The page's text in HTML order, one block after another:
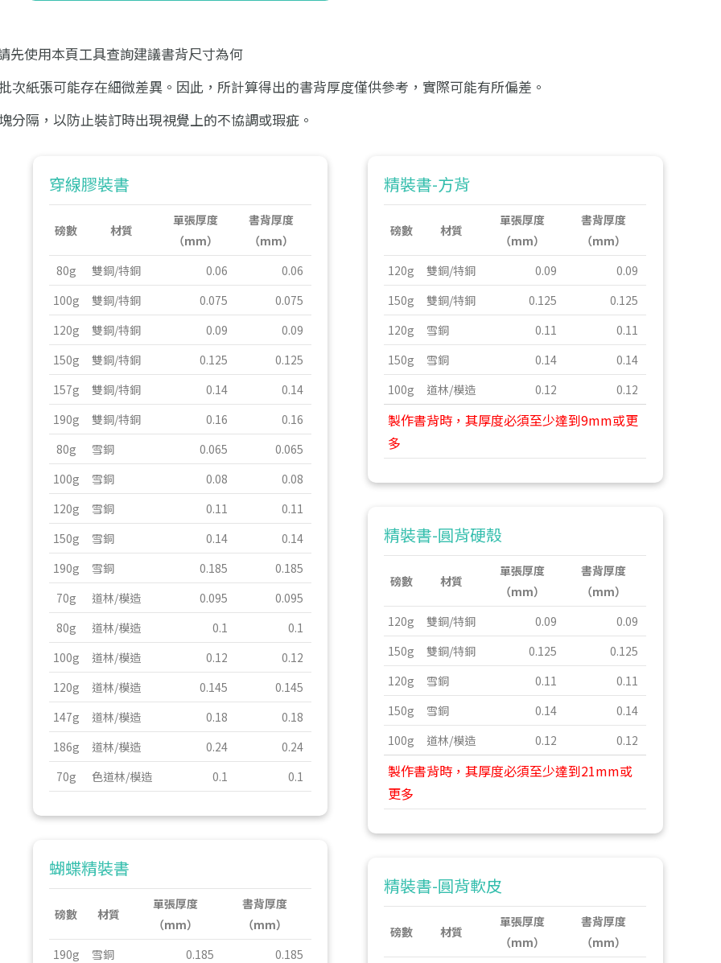
使用本頁工具查詢建議書背尺寸為何
紙張可能存在細微差異。因此，所計算得出的書背厚度僅供參考，實際可能有所偏差。
隔，以防止裝訂時出現視覺上的不協調或瑕疵。
穿線膠裝書
磅數 材質
單張厚度
（mm）
書背厚度
（mm）
80g
雙銅/特銅 0.06
0.06
100g
雙銅/特銅 0.075
0.075
120g
雙銅/特銅 0.09
0.09
150g
雙銅/特銅 0.125
0.125
157g
雙銅/特銅 0.14
0.14
190g
雙銅/特銅 0.16
0.16
80g
雪銅 0.065
0.065
100g
雪銅 0.08
0.08
120g
雪銅 0.11
0.11
150g
雪銅 0.14
0.14
190g
雪銅 0.185
0.185
70g
道林/模造 0.095
0.095
80g
道林/模造 0.1
0.1
100g
道林/模造 0.12
0.12
120g
道林/模造 0.145
0.145
147g
道林/模造 0.18
0.18
186g
道林/模造 0.24
0.24
70g
色道林/模造 0.1 0.1
蝴蝶精裝書
磅數 材質
單張厚度
（mm）
書背厚度
（mm）
190g
雪銅 0.185
0.185
精裝書-方背
磅數 材質
單張厚度
（mm）
書背厚度
（mm）
120g
雙銅/特銅 0.09
0.09
150g
雙銅/特銅 0.125
0.125
120g
雪銅 0.11
0.11
150g
雪銅 0.14
0.14
100g
道林/模造 0.12 0.12
製作書背時，其厚度必須至少達到9mm或更
多
精裝書-圓背硬殼
磅數 材質
單張厚度
（mm）
書背厚度
（mm）
120g
雙銅/特銅 0.09
0.09
150g
雙銅/特銅 0.125
0.125
120g
雪銅 0.11
0.11
150g
雪銅 0.14
0.14
100g
道林/模造 0.12 0.12
製作書背時，其厚度必須至少達到21mm或
更多
精裝書-圓背軟皮
磅數 材質
單張厚度
（mm）
書背厚度
（mm）